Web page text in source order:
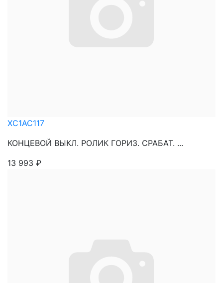
XC1AC117
КОНЦЕВОЙ ВЫКЛ. РОЛИК ГОРИЗ. СРАБАТ. ...
13 993 ₽